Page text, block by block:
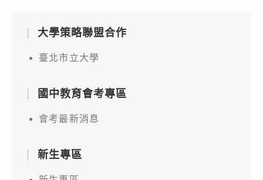
大學策略聯盟合作
臺北市立大學
國中教育會考專區
會考最新消息
新生專區